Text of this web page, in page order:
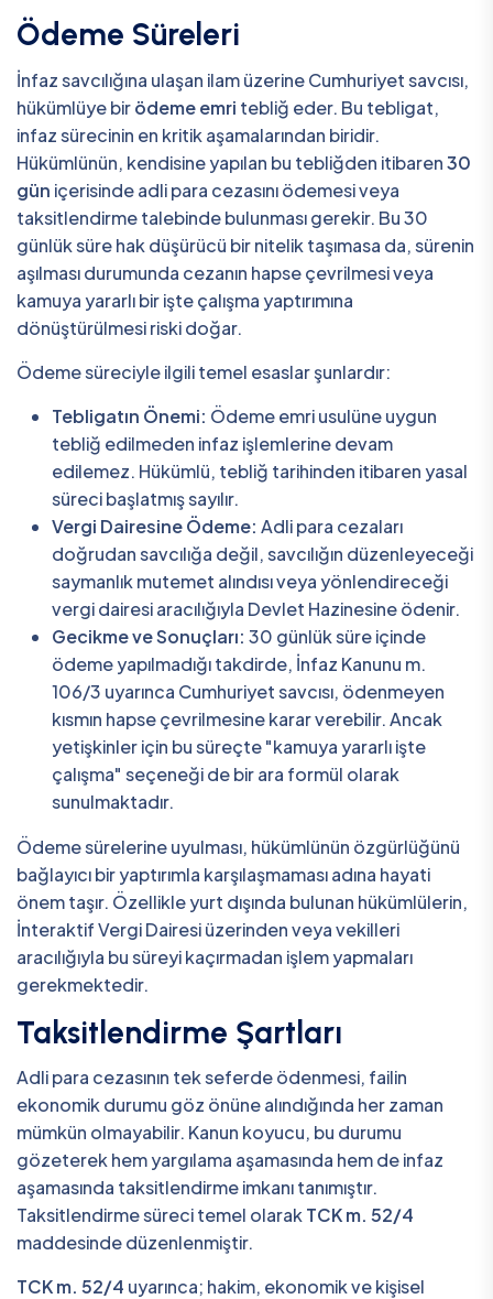
Ödeme Süreleri
İnfaz savcılığına ulaşan ilam üzerine Cumhuriyet savcısı,
hükümlüye birödeme emri tebliğ eder. Bu tebligat,
infaz sürecinin en kritik aşamalarından biridir.
Hükümlünün, kendisine yapılan bu tebliğden itibaren30
gün içerisinde adli para cezasını ödemesi veya
taksitlendirme talebinde bulunması gerekir. Bu 30
günlük süre hak düşürücü bir nitelik taşımasa da, sürenin
aşılması durumunda cezanın hapse çevrilmesi veya
kamuya yararlı bir işte çalışma yaptırımına
dönüştürülmesi riski doğar.
Ödeme süreciyle ilgili temel esaslar şunlardır:
Tebligatın Önemi: Ödeme emri usulüne uygun
tebliğ edilmeden infaz işlemlerine devam
edilemez. Hükümlü, tebliğ tarihinden itibaren yasal
süreci başlatmış sayılır.
Vergi Dairesine Ödeme: Adli para cezaları
doğrudan savcılığa değil, savcılığın düzenleyeceği
saymanlık mutemet alındısı veya yönlendireceği
vergi dairesi aracılığıyla Devlet Hazinesine ödenir.
Gecikme ve Sonuçları: 30 günlük süre içinde
ödeme yapılmadığı takdirde, İnfaz Kanunu m.
106/3 uyarınca Cumhuriyet savcısı, ödenmeyen
kısmın hapse çevrilmesine karar verebilir. Ancak
yetişkinler için bu süreçte "kamuya yararlı işte
çalışma" seçeneği de bir ara formül olarak
sunulmaktadır.
Ödeme sürelerine uyulması, hükümlünün özgürlüğünü
bağlayıcı bir yaptırımla karşılaşmaması adına hayati
önem taşır. Özellikle yurt dışında bulunan hükümlülerin,
İnteraktif Vergi Dairesi üzerinden veya vekilleri
aracılığıyla bu süreyi kaçırmadan işlem yapmaları
gerekmektedir.
Taksitlendirme Şartları
Adli para cezasının tek seferde ödenmesi, failin
ekonomik durumu göz önüne alındığında her zaman
mümkün olmayabilir. Kanun koyucu, bu durumu
gözeterek hem yargılama aşamasında hem de infaz
aşamasında taksitlendirme imkanı tanımıştır.
Taksitlendirme süreci temel olarak TCK m. 52/4
maddesinde düzenlenmiştir.
TCK m. 52/4 uyarınca; hakim, ekonomik ve kişisel